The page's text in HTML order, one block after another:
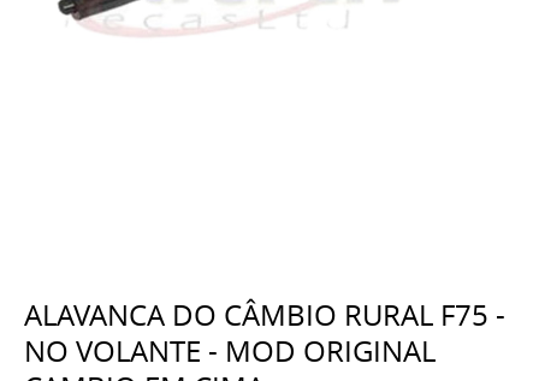
ALAVANCA DO CÂMBIO RURAL F75 -
NO VOLANTE - MOD ORIGINAL